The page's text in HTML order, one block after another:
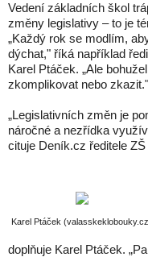
Vedení základních škol
změny legislativy – to je
„Každý rok se modlím,
dýchat," říká například
Karel Ptáček. „Ale
zkomplikovat nebo zkazit."
„Legislativních změn je
náročné a nezřídka
cituje Deník.cz ředitele
Karel Ptáček
doplňuje Karel Ptáček.